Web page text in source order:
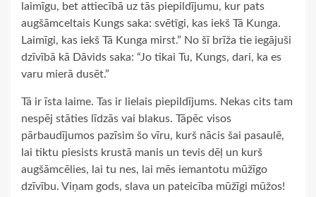
laimīgu, bet attiecībā uz tās piepildījumu, kur pats
augšāmceltais Kungs saka: svētīgi, kas iekš Tā Kunga.
Laimīgi, kas iekš Tā Kunga mirst.” No šī brīža tie iegājuši
dzīvībā kā Dāvids saka: “Jo tikai Tu, Kungs, dari, ka es
varu mierā dusēt.”
Tā ir īsta laime. Tas ir lielais piepildījums. Nekas cits tam
nespēj stāties līdzās vai blakus. Tāpēc visos
pārbaudījumos pazīsim šo vīru, kurš nācis šai pasaulē,
lai tiktu piesists krustā manis un tevis dēļ un kurš
augšāmcēlies, lai tu nes, lai mēs iemantotu mūžīgo
dzīvību. Viņam gods, slava un pateicība mūžīgi mūžos!